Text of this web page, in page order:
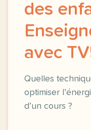
des
avec
Quelles
optimiser
d’un cours ?